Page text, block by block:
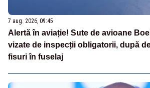
7 aug. 2026, 09:45
Alertă în aviație! Sute de avioane
vizate de inspecții obligatorii, după
fisuri în fuselaj